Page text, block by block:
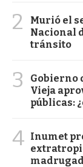
2
Murió el
Nacional
tránsito
3
Gobierno
Vieja
públicas:
4 Inumet